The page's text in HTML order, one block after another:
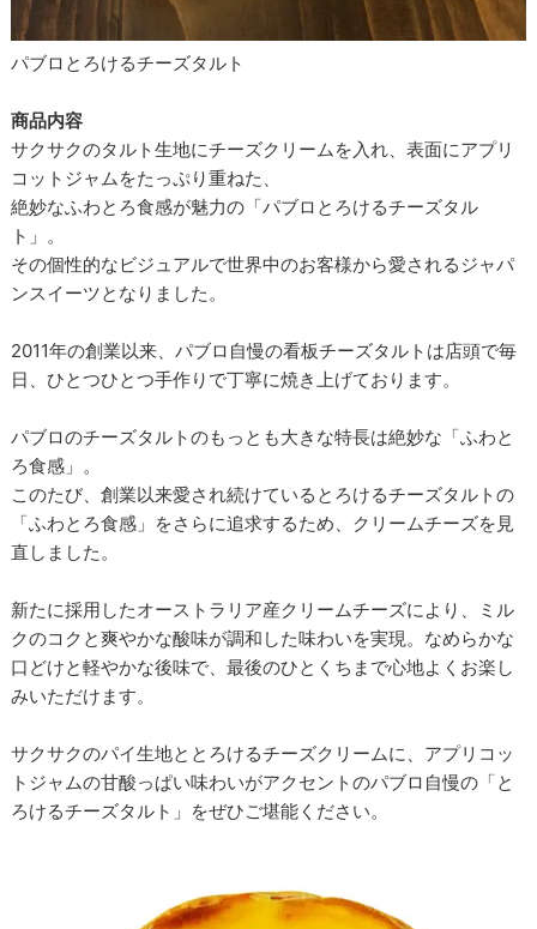
パブロとろけるチーズタルト
商品内容
サクサクのタルト生地にチーズクリームを入れ、表面にアプリ
コットジャムをたっぷり重ねた、
絶妙なふわとろ食感が魅力の「パブロとろけるチーズタル
ト」。
その個性的なビジュアルで世界中のお客様から愛されるジャパ
ンスイーツとなりました。
2011年の創業以来、パブロ自慢の看板チーズタルトは店頭で毎
日、ひとつひとつ手作りで丁寧に焼き上げております。
パブロのチーズタルトのもっとも大きな特長は絶妙な「ふわと
ろ食感」。
このたび、創業以来愛され続けているとろけるチーズタルトの
「ふわとろ食感」をさらに追求するため、クリームチーズを見
直しました。
新たに採用したオーストラリア産クリームチーズにより、ミル
クのコクと爽やかな酸味が調和した味わいを実現。なめらかな
口どけと軽やかな後味で、最後のひとくちまで心地よくお楽し
みいただけます。
サクサクのパイ生地ととろけるチーズクリームに、アプリコッ
トジャムの甘酸っぱい味わいがアクセントのパブロ自慢の「と
ろけるチーズタルト」をぜひご堪能ください。